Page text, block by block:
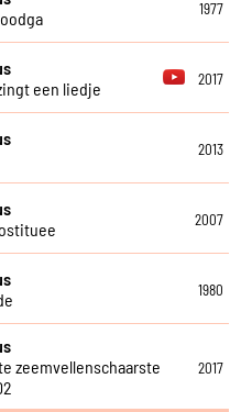
1977
een liedje
2017
2013
2007
1980
zeemvellenschaarste
2017